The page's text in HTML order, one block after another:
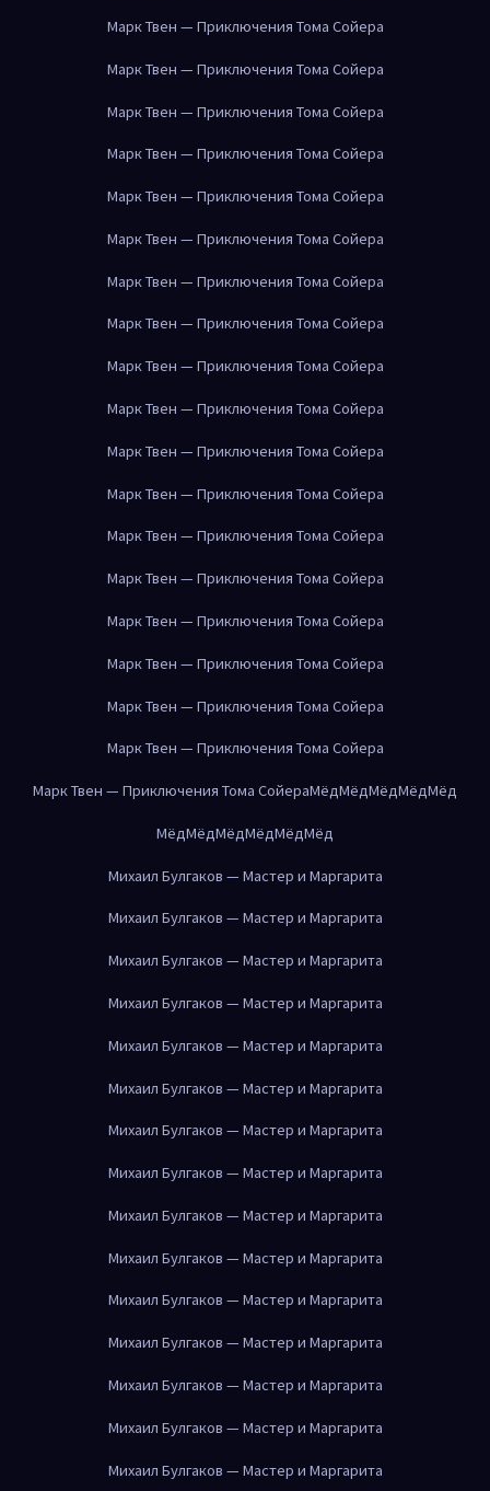
Марк Твен — Приключения Тома Сойера
Марк Твен — Приключения Тома Сойера
Марк Твен — Приключения Тома Сойера
Марк Твен — Приключения Тома Сойера
Марк Твен — Приключения Тома Сойера
Марк Твен — Приключения Тома Сойера
Марк Твен — Приключения Тома Сойера
Марк Твен — Приключения Тома Сойера
Марк Твен — Приключения Тома Сойера
Марк Твен — Приключения Тома Сойера
Марк Твен — Приключения Тома Сойера
Марк Твен — Приключения Тома Сойера
Марк Твен — Приключения Тома Сойера
Марк Твен — Приключения Тома Сойера
Марк Твен — Приключения Тома Сойера
Марк Твен — Приключения Тома Сойера
Марк Твен — Приключения Тома Сойера
Марк Твен — Приключения Тома Сойера
Марк Твен — Приключения Тома СойераМёдМёдМёдМёдМёд
МёдМёдМёдМёдМёдМёд
Михаил Булгаков — Мастер и Маргарита
Михаил Булгаков — Мастер и Маргарита
Михаил Булгаков — Мастер и Маргарита
Михаил Булгаков — Мастер и Маргарита
Михаил Булгаков — Мастер и Маргарита
Михаил Булгаков — Мастер и Маргарита
Михаил Булгаков — Мастер и Маргарита
Михаил Булгаков — Мастер и Маргарита
Михаил Булгаков — Мастер и Маргарита
Михаил Булгаков — Мастер и Маргарита
Михаил Булгаков — Мастер и Маргарита
Михаил Булгаков — Мастер и Маргарита
Михаил Булгаков — Мастер и Маргарита
Михаил Булгаков — Мастер и Маргарита
Михаил Булгаков — Мастер и Маргарита